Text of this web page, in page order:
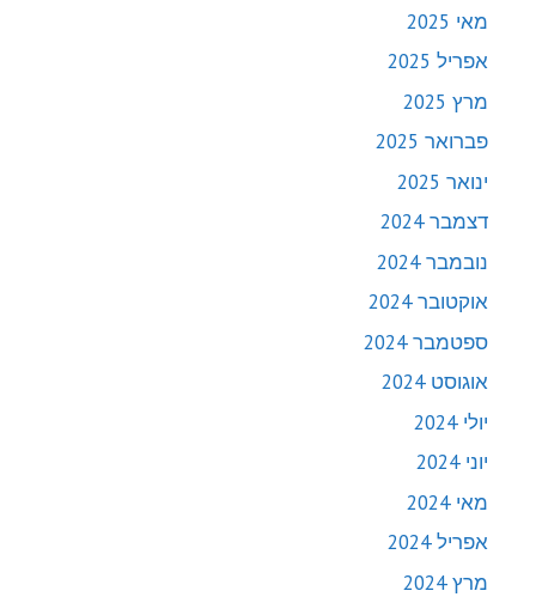
מאי 2025
אפריל 2025
מרץ 2025
פברואר 2025
ינואר 2025
דצמבר 2024
נובמבר 2024
אוקטובר 2024
ספטמבר 2024
אוגוסט 2024
יולי 2024
יוני 2024
מאי 2024
אפריל 2024
מרץ 2024